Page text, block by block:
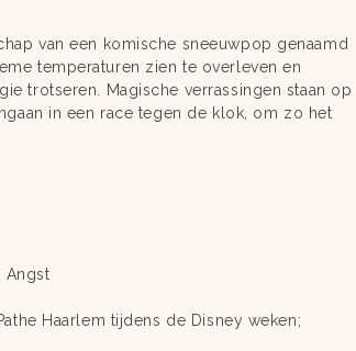
van een komische sneeuwpop genaamd
temperaturen zien te overleven en
trotseren. Magische verrassingen staan op
in een race tegen de klok, om zo het
Angst
Haarlem tijdens de Disney weken;